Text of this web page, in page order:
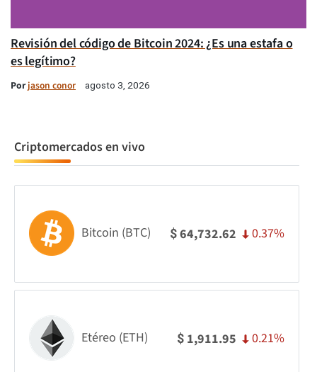
Revisión del código de Bitcoin 2024: ¿Es una estafa o
es legítimo?
Porjason conor agosto 3, 2026
Criptomercados en vivo
Bitcoin (BTC) $64,732.62 0.37%
Etéreo (ETH) $ 1,911.95 0.21%